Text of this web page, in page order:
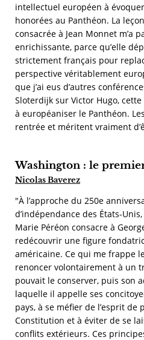
intellectuel européen à
honorées au Panthéon. La
consacrée à Jean Monnet m’a
enrichissante, parce qu’elle
strictement français pour
perspective véritablement
que j’ai eus d’autres
Sloterdijk sur Victor Hugo,
à européaniser le Panthéon.
rentrée et méritent vraiment
Washington : le
Nicolas Baverez
"À l’approche du 250e
d’indépendance des États-
Marie Péréon consacre à
redécouvrir une figure
américaine. Ce qui me frappe
renoncer volontairement à un
pouvait le conserver, puis son
laquelle il appelle ses
pays, à se méfier de l’esprit de
Constitution et à éviter de se
conflits extérieurs. Ces